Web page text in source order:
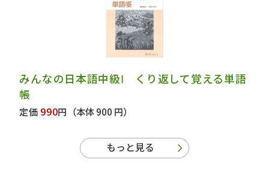
みんなの日本語中級Ⅰ くり返して覚える単語
帳
定価 990円 （本体 900 円）
もっと見る